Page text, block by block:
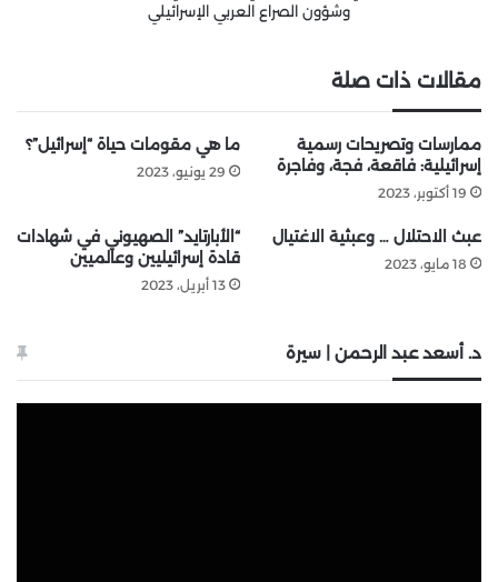
وشؤون الصراع العربي الإسرائيلي
مقالات ذات صلة
ممارسات وتصريحات رسمية
إسرائيلية: فاقعة، فجة، وفاجرة
19 أكتوبر، 2023
ما هي مقومات حياة “إسرائيل”؟
29 يونيو، 2023
عبث الاحتلال … وعبثية الاغتيال
18 مايو، 2023
“الأبارتايد” الصهيوني في شهادات
قادة إسرائيليين وعالميين
13 أبريل، 2023
د. أسعد عبد الرحمن | سيرة